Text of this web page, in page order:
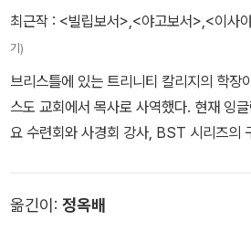
로 꼽힌다. 그 외에도 『그리스도의 십자가
‘Bible Speaks Today Series’의 신약 주
지 30여 권이 넘는 저서로 전 세계 기독교
있다.
최근작 : <빌립보서>,<야고보서>,<이사
기)
브리스틀에 있는 트리니티 칼리지의 학장
스도 교회에서 목사로 사역했다. 현재 잉
요 수련회와 사경회 강사, BST 시리즈의
옮긴이: 정옥배